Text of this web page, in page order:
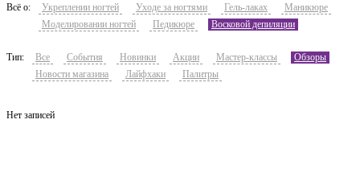
Всё о: Укреплении ногтей Уходе за ногтями Гель-лаках
Маникюре
Моделировании ногтей
Педикюре Восковой депиляции
Тип: Все События Новинки Акции Мастер-классы
Обзоры
Новости магазина
Лайфхаки Палитры
Нет записей